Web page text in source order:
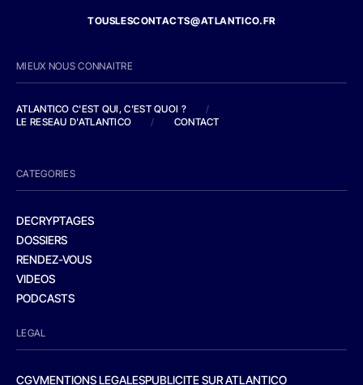
TOUSLESCONTACTS@ATLANTICO.FR
MIEUX NOUS CONNAITRE
ATLANTICO C'EST QUI, C'EST QUOI ?
/
LE RESEAU D'ATLANTICO
/ CONTACT
CATEGORIES
DECRYPTAGES
DOSSIERS
RENDEZ-VOUS
VIDEOS
PODCASTS
LEGAL
CGVMENTIONS LEGALESPUBLICITE SUR ATLANTICO